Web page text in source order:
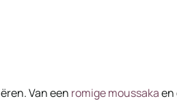
lunch
Van een romige moussakaen